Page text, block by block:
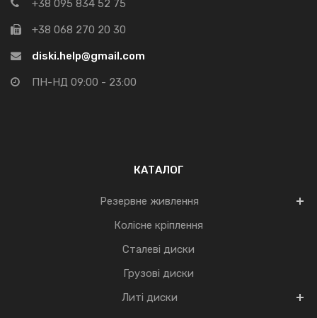
+38 095 834 52 75
+38 068 270 20 30
diski.help@gmail.com
ПН-НД 09:00 - 23:00
КАТАЛОГ
Резервне живлення
Колісне кріплення
Сталеві диски
Грузові диски
Литі диски